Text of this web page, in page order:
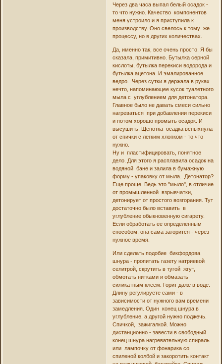
Через два часа выпал белый осадок -
то что нужно. Качество компонентов
меня устроило и я приступила к
производству. Оно свелось к тому же
процессу, но в других количествах.
Да, именно так, все очень просто. Я бы
сказала, примитивно. Бутылка серной
кислоты, бутылка перекиси водорода и
бутылка ацетона. И эмалированное
ведро. Через сутки я держала в руках
нечто, напоминающее кусок туалетного
мыла с углублением для детонатора.
Главное было не давать смеси сильно
нагреваться при добавлении перекиси
и потом хорошо промыть осадок. И
высушить. Щепотка осадка вспыхнула
от спички с легким хлопком - то что
нужно.
Ну и пластифицировать, понятное
дело. Для этого я расплавила осадок на
водяной бане и залила в бумажную
форму - упаковку от мыла. Детонатор?
Еще проще. Ведь это "мыло", в отличие
от промышленной взрывчатки,
детонирует от простого возгорания. Тут
достаточно было вставить в
углубление обыкновенную сигарету.
Если обработать ее определенным
способом, она сама загорится - через
нужное время.
Или сделать подобие бикфордова
шнура - пропитать газету натриевой
селитрой, скрутить в тугой жгут,
обмотать нитками и обмазать
силикатным клеем. Горит даже в воде.
Длину регулируете сами - в
зависимости от нужного вам времени
замедления. Один конец шнура в
углубление, а другой нужно поджечь.
Спичкой, зажигалкой. Можно
дистанционно - завести в свободный
конец шнура нагревательную спираль
или лампочку от фонарика со
спиленой колбой и закоротить контакт